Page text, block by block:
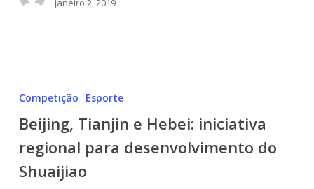
janeiro 2, 2019
Hebei:
iniciativa
regional
para
Competição Esporte
Beijing, Tianjin e Hebei: iniciativa
regional para desenvolvimento do
Shuaijiao